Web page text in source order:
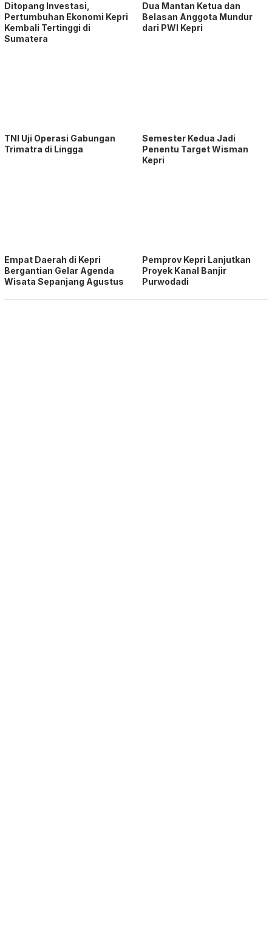
Ditopang Investasi,
Pertumbuhan Ekonomi Kepri
Kembali Tertinggi di
Sumatera
Dua Mantan Ketua dan
Belasan Anggota Mundur
dari PWI Kepri
TNI Uji Operasi Gabungan
Trimatra di Lingga
Semester Kedua Jadi
Penentu Target Wisman
Kepri
Empat Daerah di Kepri
Bergantian Gelar Agenda
Wisata Sepanjang Agustus
Pemprov Kepri Lanjutkan
Proyek Kanal Banjir
Purwodadi